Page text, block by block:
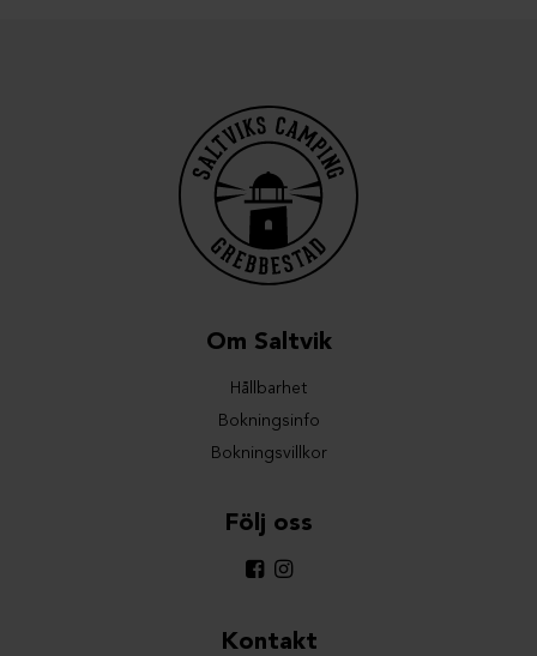
Om Saltvik
Hållbarhet
Bokningsinfo
Bokningsvillkor
Följ oss
Kontakt